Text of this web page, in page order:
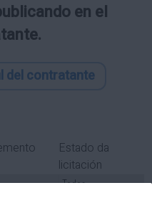
en el
del contratante
Estado da
licitación